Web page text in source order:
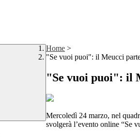
Home >
"Se vuoi puoi": il Meucci
"Se vuoi puoi": il
Mercoledì 24 marzo, nel
svolgerà l’evento online “Se